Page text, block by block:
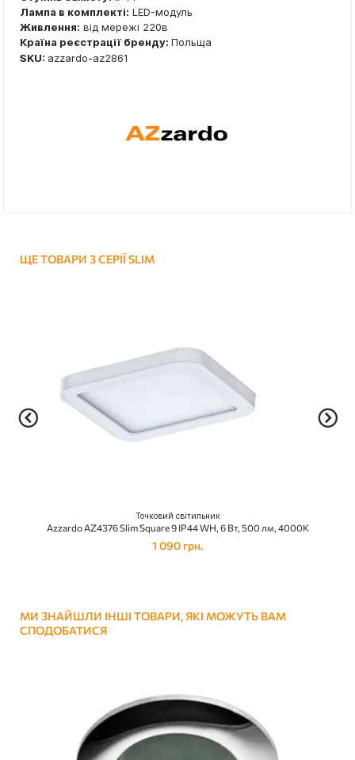
Лампа в комплекті: LED-модуль
Живлення: від мережі 220в
Країна реєстрації бренду: Польща
SKU: azzardo-az2861
ЩЕ ТОВАРИ З СЕРІЇ SLIM
Точковий світильник
Azzardo AZ4376 Slim Square 9 IP44 WH, 6 Вт, 500 лм, 4000K
1 090 грн.
МИ ЗНАЙШЛИ ІНШІ ТОВАРИ, ЯКІ МОЖУТЬ ВАМ
СПОДОБАТИСЯ